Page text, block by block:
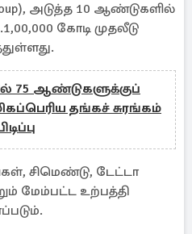
அடுத்த 10 ஆண்டுகளில்
கோடி முதலீடு
75 ஆண்டுகளுக்குப்
தங்கச் சுரங்கம்
சிமெண்டு, டேட்டா
மேம்பட்ட உற்பத்தி